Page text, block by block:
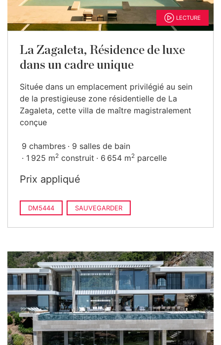
LECTURE
La Zagaleta, Résidence de luxe
dans un cadre unique
Située dans un emplacement privilégié au sein
de la prestigieuse zone résidentielle de La
Zagaleta, cette villa de maître magistralement
conçue
9 chambres
9 salles de bain
1 925 m2 construit 6 654 m2 parcelle
Prix appliqué
DM5444 SAUVEGARDER